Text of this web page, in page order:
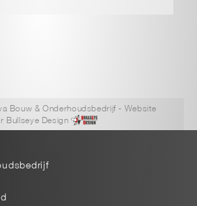
Bouw & Onderhoudsbedrijf- Website
Bullseye Design